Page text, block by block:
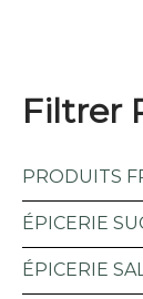
Filtrer
PRODUITS
ÉPICERIE
ÉPICERIE